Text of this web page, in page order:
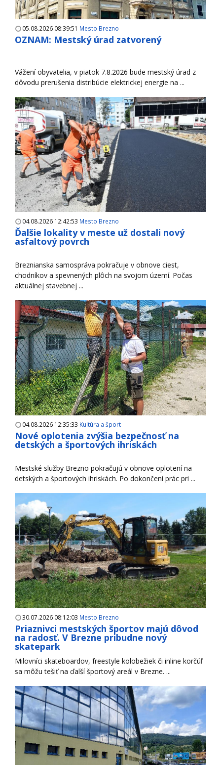
05.08.2026 08:39:51 Mesto Brezno
OZNAM: Mestský úrad zatvorený
Vážení obyvatelia, v piatok 7.8.2026 bude mestský úrad z
dôvodu prerušenia distribúcie elektrickej energie na ...
04.08.2026 12:42:53 Mesto Brezno
Ďalšie lokality v meste už dostali nový
asfaltový povrch
Breznianska samospráva pokračuje v obnove ciest,
chodníkov a spevnených plôch na svojom území. Počas
aktuálnej stavebnej ...
04.08.2026 12:35:33 Kultúra a šport
Nové oplotenia zvýšia bezpečnosť na
detských a športových ihriskách
Mestské služby Brezno pokračujú v obnove oplotení na
detských a športových ihriskách. Po dokončení prác pri ...
30.07.2026 08:12:03 Mesto Brezno
Priaznivci mestských športov majú dôvod
na radosť. V Brezne pribudne nový
skatepark
Milovníci skateboardov, freestyle kolobežiek či inline korčúľ
sa môžu tešiť na ďalší športový areál v Brezne. ...